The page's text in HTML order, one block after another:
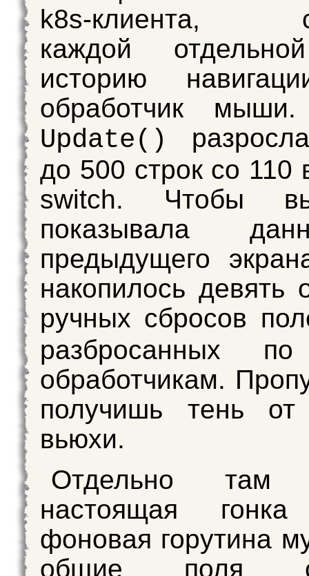
k8s-клиента,
каждой
историю
обработчик
Update()
до 500 строк со 110
switch. Чтобы
показывала
предыдущего
накопилось девять
ручных сбросов
разбросанных
обработчикам.
получишь тень
вьюхи.
Отдельно там
настоящая
фоновая горутина
общие поля